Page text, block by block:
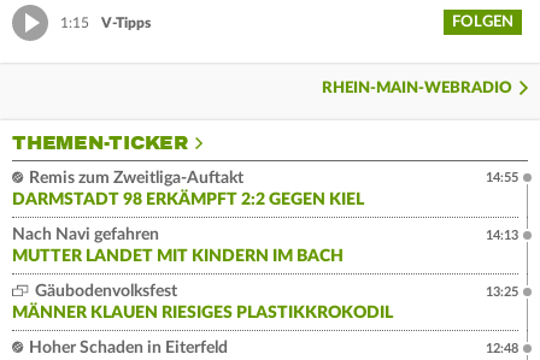
1:15 V-Tipps FOLGEN
RHEIN-MAIN-WEBRADIO
THEMEN-TICKER
Remis zum Zweitliga-Auftakt
DARMSTADT 98 ERKÄMPFT 2:2 GEGEN KIEL
14:55
Nach Navi gefahren
MUTTER LANDET MIT KINDERN IM BACH
14:13
Gäubodenvolksfest
MÄNNER KLAUEN RIESIGES PLASTIKKROKODIL
13:25
Hoher Schaden in Eiterfeld
12:48